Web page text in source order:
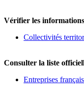
Vérifier les
Collectivités
Consulter la liste
Entreprises